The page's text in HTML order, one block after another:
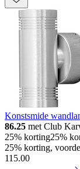
Konstsmide
86.25 met Club
25% korting25%
25% korting,
115.00